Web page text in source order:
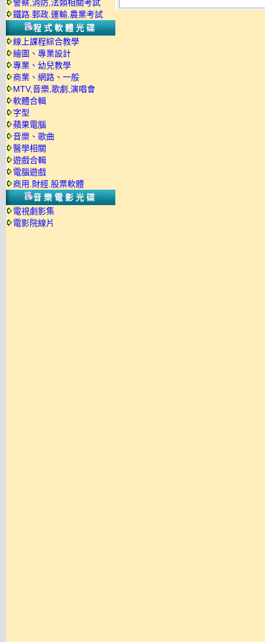
警察,消防,法類相關考試
鐵路.郵政.運輸.農業考試
程式軟體光碟
線上課程綜合教學
繪圖、專業設計
專業、幼兒教學
商業、網路、一般
MTV,音樂,歌劇,演唱會
軟體合輯
字型
蘋果電腦
音樂、歌曲
醫學相關
遊戲合輯
電腦遊戲
商用.財經.股票軟體
音樂電影光碟
電視劇影集
電影院線片